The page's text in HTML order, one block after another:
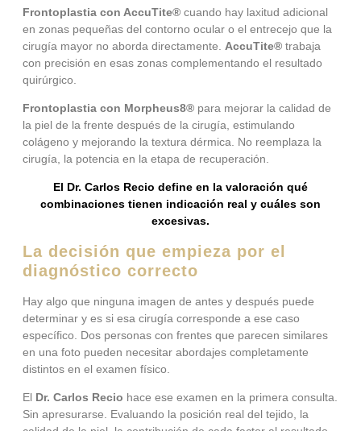
Frontoplastia con AccuTite® cuando hay laxitud adicional
en zonas pequeñas del contorno ocular o el entrecejo que la
cirugía mayor no aborda directamente. AccuTite® trabaja
con precisión en esas zonas complementando el resultado
quirúrgico.
Frontoplastia con Morpheus8® para mejorar la calidad de
la piel de la frente después de la cirugía, estimulando
colágeno y mejorando la textura dérmica. No reemplaza la
cirugía, la potencia en la etapa de recuperación.
El Dr. Carlos Recio define en la valoración qué
combinaciones tienen indicación real y cuáles son
excesivas.
La decisión que empieza por el
diagnóstico correcto
Hay algo que ninguna imagen de antes y después puede
determinar y es si esa cirugía corresponde a ese caso
específico. Dos personas con frentes que parecen similares
en una foto pueden necesitar abordajes completamente
distintos en el examen físico.
El Dr. Carlos Recio hace ese examen en la primera consulta.
Sin apresurarse. Evaluando la posición real del tejido, la